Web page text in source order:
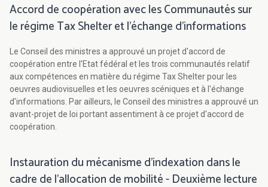
Accord de coopération avec les Communautés sur
le régime Tax Shelter et l'échange d'informations
Le Conseil des ministres a approuvé un projet d'accord de
coopération entre l'Etat fédéral et les trois communautés relatif
aux compétences en matière du régime Tax Shelter pour les
oeuvres audiovisuelles et les oeuvres scéniques et à l'échange
d'informations. Par ailleurs, le Conseil des ministres a approuvé un
avant-projet de loi portant assentiment à ce projet d'accord de
coopération.
Instauration du mécanisme d'indexation dans le
cadre de l'allocation de mobilité - Deuxième lecture